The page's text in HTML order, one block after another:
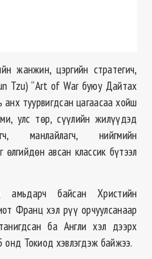
жанжин, цэргийн стратегич,
Tzu) “Art of War буюу Дайтах
анх туурвигдсан цагаасаа хойш
улс төр, сүүлийн жилүүдэд
манлайлагч, нийгмийн
өлгийдөн авсан классик бүтээл
байсан Христийн
Франц хэл рүү орчуулсанаар
ба Англи хэл дээрх
онд Токиод хэвлэгдэж байжээ.